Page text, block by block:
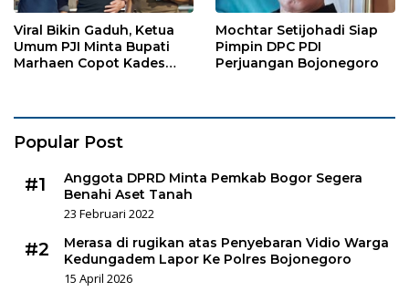
Viral Bikin Gaduh, Ketua
Umum PJI Minta Bupati
Marhaen Copot Kades
Mochtar Setijohadi Siap
Pimpin DPC PDI
Perjuangan Bojonegoro
Popular Post
#1
Anggota DPRD Minta Pemkab Bogor Segera
Benahi Aset Tanah
23 Februari 2022
#2
Merasa di rugikan atas Penyebaran Vidio Warga
Kedungadem Lapor Ke Polres Bojonegoro
15 April 2026